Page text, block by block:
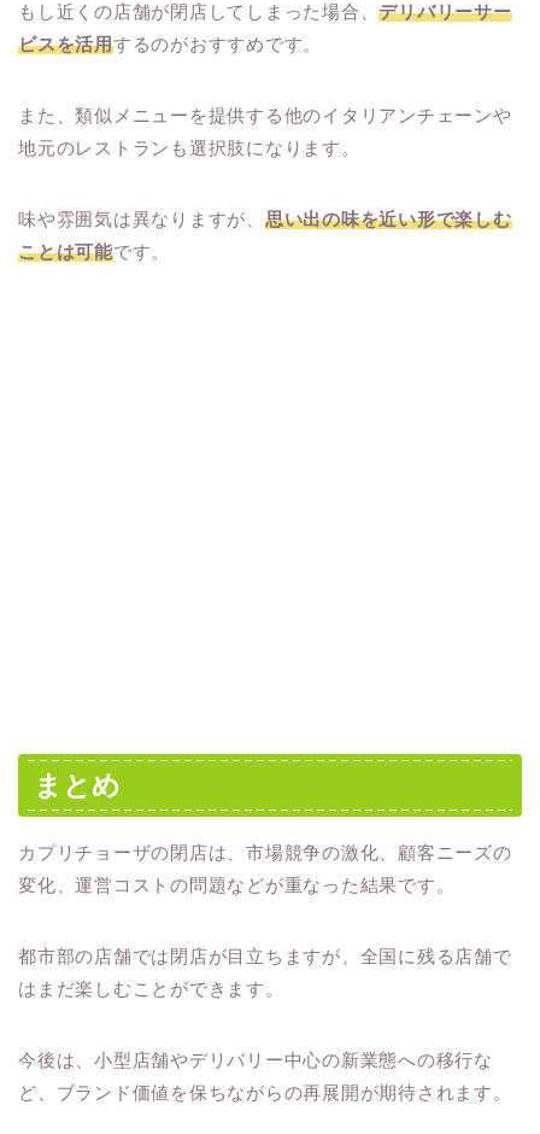
もし近くの店舗が閉店してしまった場合、デリバリーサー
ビスを活用するのがおすすめです。
また、類似メニューを提供する他のイタリアンチェーンや
地元のレストランも選択肢になります。
味や雰囲気は異なりますが、 思い出の味を近い形で楽しむ
ことは可能です。
まとめ
カプリチョーザの閉店は、市場競争の激化、顧客ニーズの
変化、運営コストの問題などが重なった結果です。
都市部の店舗では閉店が目立ちますが、全国に残る店舗で
はまだ楽しむことができます。
今後は、小型店舗やデリバリー中心の新業態への移行な
ど、ブランド価値を保ちながらの再展開が期待されます。